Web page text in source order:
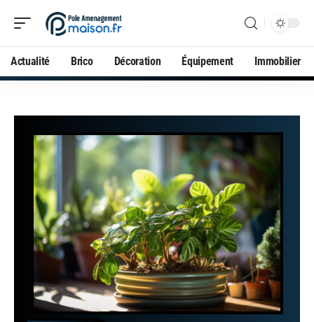
Actualité Brico Décoration Équipement Immobilier